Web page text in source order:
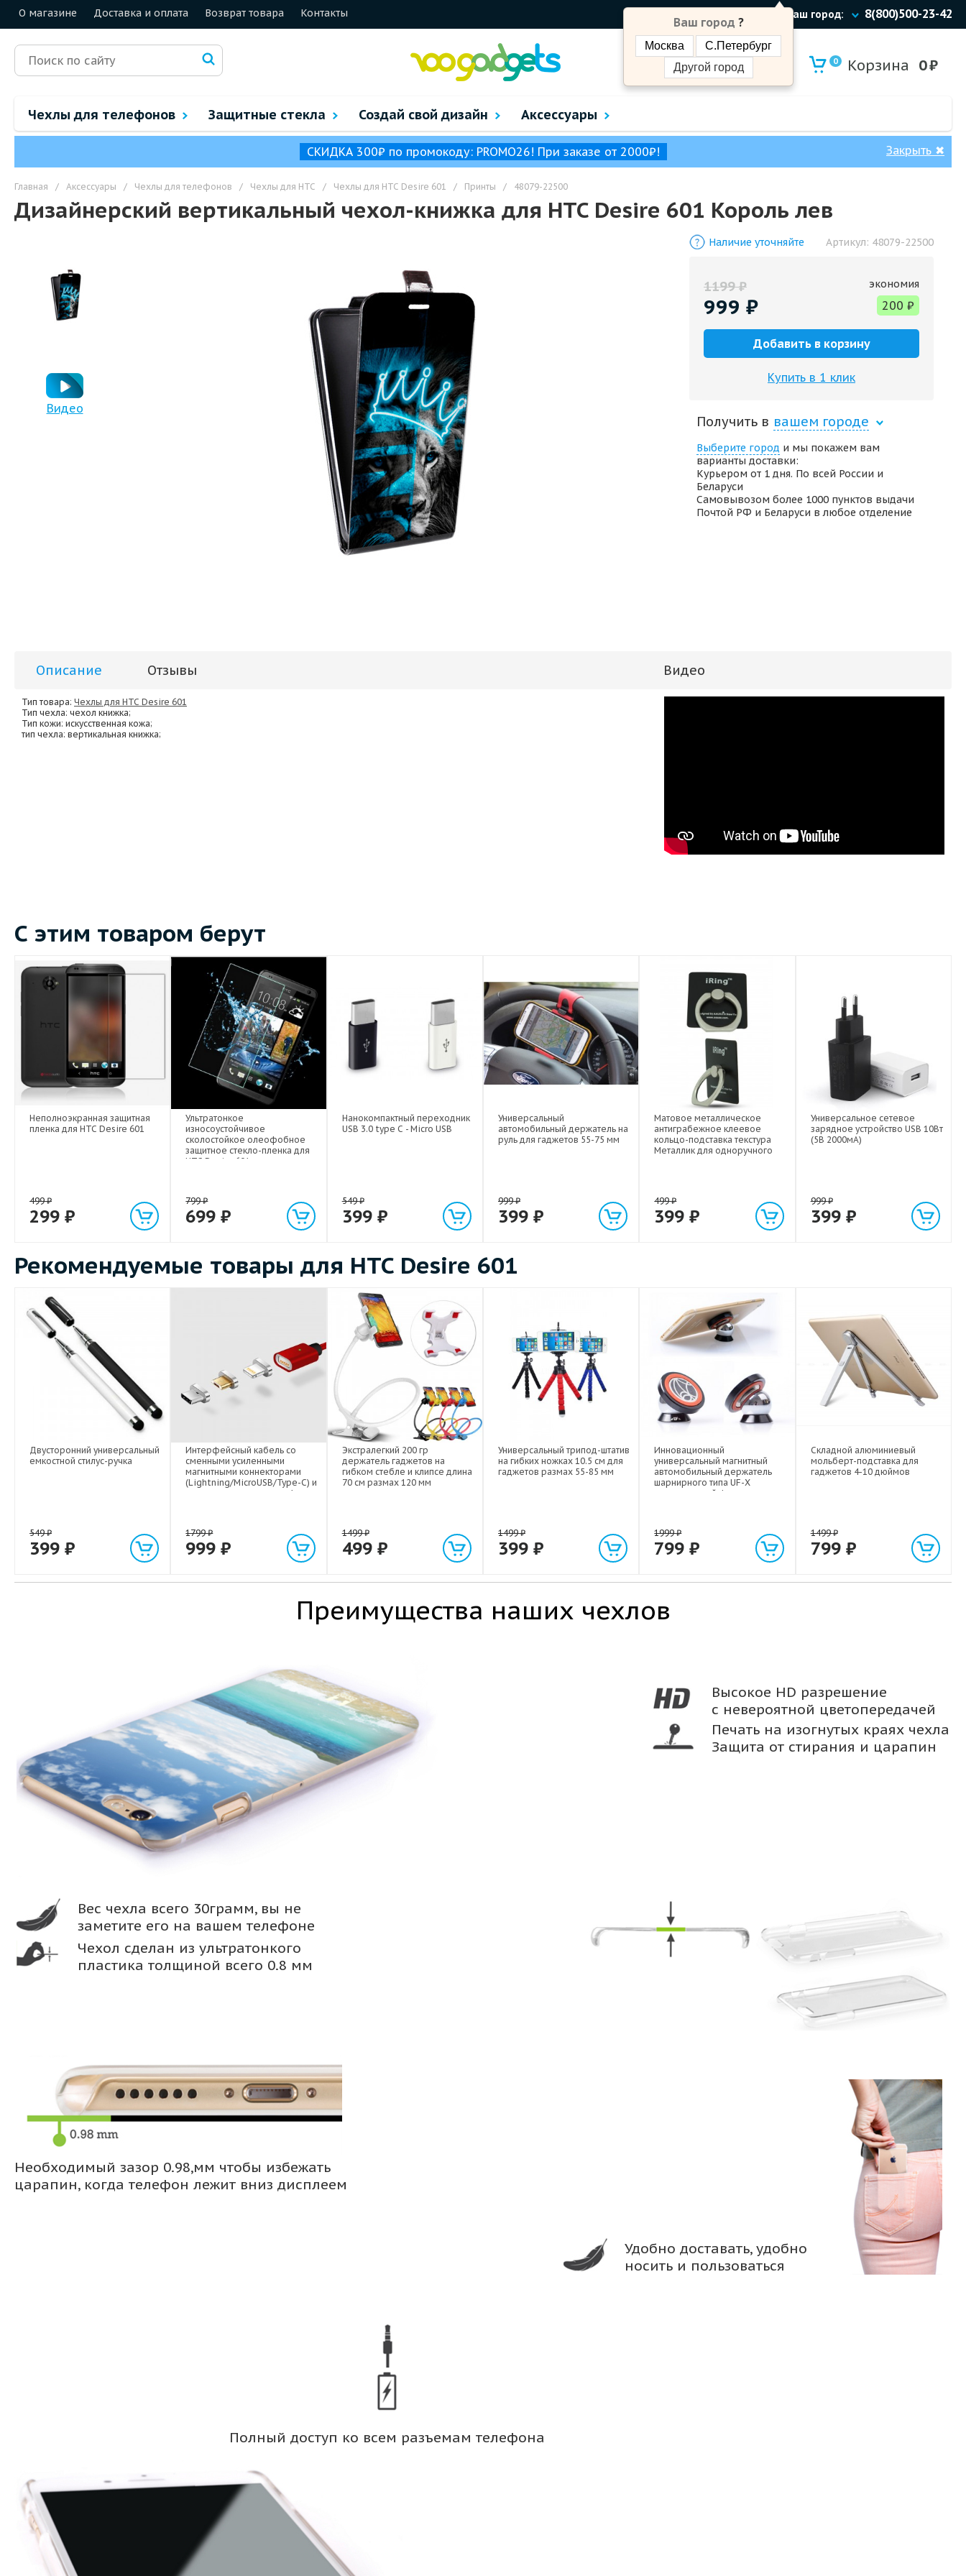
О магазине Доставка и оплата Возврат товара Контакты Ваш город:
Ваш город ?
Москва
С.Петербург
Другой город
8(800)500-23-42
0 Корзина 0₽
Чехлы для телефонов Защитные стекла Создай свой дизайн Аксессуары
СКИДКА 300₽ по промокоду: PROMO26! При заказе от 2000₽! Закрыть ✖
Главная / Аксессуары / Чехлы для телефонов / Чехлы для HTC / Чехлы для HTC Desire 601 / Принты / 48079-22500
Дизайнерский вертикальный чехол-книжка для HTC Desire 601 Король лев
Видео
Наличие уточняйте Артикул: 48079-22500
1199₽
999 ₽
экономия
200 ₽
Добавить в корзину
Купить в 1 клик
Получить в вашем городе
Выберите город и мы покажем вам
варианты доставки:
Курьером от 1 дня. По всей России и
Беларуси
Самовывозом более 1000 пунктов выдачи
Почтой РФ и Беларуси в любое отделение
Описание Отзывы Видео
Тип товара: Чехлы для HTC Desire 601
Тип чехла: чехол книжка;
Тип кожи: искусственная кожа;
тип чехла: вертикальная книжка;
С этим товаром берут
Неполноэкранная защитная
пленка для HTC Desire 601
499₽
299 ₽
Ультратонкое
износоустойчивое
сколостойкое олеофобное
защитное стекло-пленка для
HTC Desire 601
799₽
699₽
Нанокомпактный переходник
USB 3.0 type C - Micro USB
549₽
399 ₽
Универсальный
автомобильный держатель на
руль для гаджетов 55-75 мм
999₽
399 ₽
Матовое металлическое
антиграбежное клеевое
кольцо-подставка текстура
Металлик для одноручного
499₽
399₽
Универсальное сетевое
зарядное устройство USB 10Вт
(5В 2000мА)
999₽
399 ₽
Рекомендуемые товары для HTC Desire 601
Двусторонний универсальный
емкостной стилус-ручка
549₽
399 ₽
Интерфейсный кабель со
сменными усиленными
магнитными коннекторами
(Lightning/MicroUSB/Type-C) и
световым индикатором 1м
1799₽
999₽
Экстралегкий 200 гр
держатель гаджетов на
гибком стебле и клипсе длина
70 см размах 120 мм
1499₽
499 ₽
Универсальный трипод-штатив
на гибких ножках 10.5 см для
гаджетов размах 55-85 мм
1499₽
399 ₽
Инновационный
универсальный магнитный
автомобильный держатель
шарнирного типа UF-X
экстрасильной фиксации для
1999₽
799₽
Складной алюминиевый
мольберт-подставка для
гаджетов 4-10 дюймов
1499₽
799 ₽
Преимущества наших чехлов
Высокое HD разрешение
с невероятной цветопередачей
Печать на изогнутых краях чехла
Защита от стирания и царапин
Вес чехла всего 30грамм, вы не
заметите его на вашем телефоне
Чехол сделан из ультратонкого
пластика толщиной всего 0.8 мм
Удобно доставать, удобно
носить и пользоваться
Необходимый зазор 0.98,мм чтобы избежать
царапин, когда телефон лежит вниз дисплеем
Полный доступ ко всем разъемам телефона